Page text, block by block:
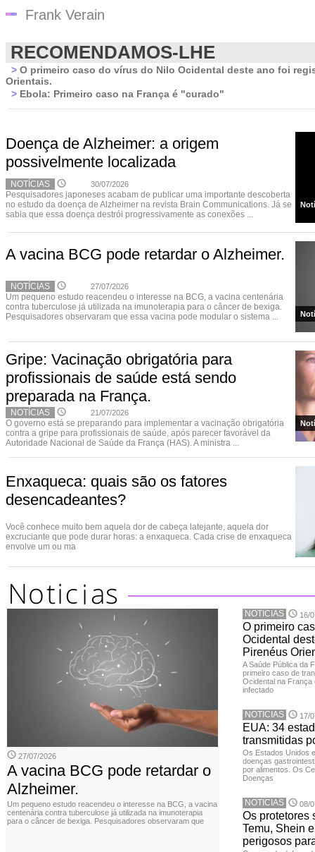
Frank Verain
RECOMENDAMOS-LHE
> O primeiro caso do vírus do Nilo Ocidental deste ano foi
Orientais.
> Ebola: Primeiro caso na França é "curado"
Doença de Alzheimer: a origem
possivelmente localizada
NOTÍCIAS 30/07/2026
Pesquisadores japoneses acabam de publicar uma importante descoberta
no estudo da doença de Alzheimer na revista Brain Communications. Já se
sabia que essa doença destrói progressivamente as conexões ...
A vacina BCG pode retardar o Alzheimer.
NOTÍCIAS 27/07/2026
Um pequeno estudo reacendeu o interesse na BCG, a vacina centenária
contra tuberculose já utilizada na imunoterapia para o câncer de bexiga.
Pesquisadores observaram que essa vacina pode modular o sistema ...
Gripe: Vacinação obrigatória para
profissionais de saúde está sendo
preparada na França.
NOTÍCIAS 21/07/2026
O governo está se preparando para implementar a vacinação obrigatória
contra a gripe para profissionais de saúde, após parecer favorável da
Autoridade Nacional de Saúde da França (HAS). A ministra ...
Enxaqueca: quais são os fatores
desencadeantes?
Você conhece muito bem aquela dor de cabeça latejante, aquela dor
excruciante que pode durar horas: a enxaqueca. Cada crise de enxaqueca
envolve um ou ma
27/07/2026
A vacina BCG pode retardar o
Alzheimer.
Um pequeno estudo reacendeu o interesse na BCG, a vacina
centenária contra tuberculose já utilizada na imunoterapia
para o câncer de bexiga. Pesquisadores observaram que
NOTICIAS 16/
O primeiro
Ocidental
Pirenéus
A Saúde Pública da
primeiro caso de
Ocidental na França
infectado
NOTICIAS 17/
EUA: 34
transmitidas
Os Estados Unidos
doenças
por alimentos. Os
Doenças
NOTICIAS 08/
Os protetores
Temu, Shein
perigosos